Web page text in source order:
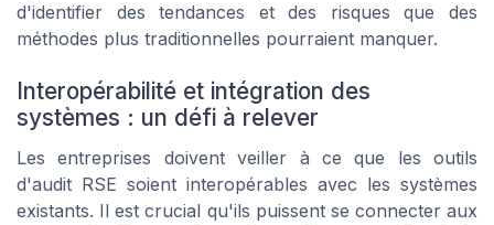
d'identifier des tendances et des risques que des
méthodes plus traditionnelles pourraient manquer.
Interopérabilité et intégration des
systèmes : un défi à relever
Les entreprises doivent veiller à ce que les outils
d'audit RSE soient interopérables avec les systèmes
existants. Il est crucial qu'ils puissent se connecter aux